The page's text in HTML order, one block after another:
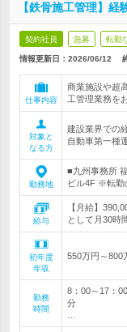
【鉄骨施工管理】
契約社員 急募 転勤
情報更新日：2026/06/12
仕事内容
商業施設や超
工管理業務を
対象と
なる方
建設業界での
自動車第一種
勤務地
■九州事務所
ビル4F ※転勤
給与
【月給】
として月30時
初年度
年収
550万円～800
勤務
時間
8：00～17：